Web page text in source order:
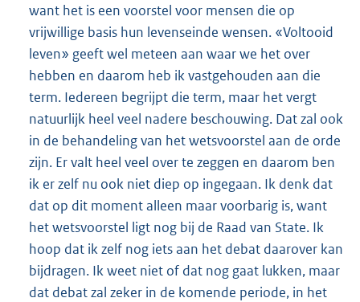
want het is een voorstel voor mensen die op
vrijwillige basis hun levenseinde wensen. «Voltooid
leven» geeft wel meteen aan waar we het over
hebben en daarom heb ik vastgehouden aan die
term. Iedereen begrijpt die term, maar het vergt
natuurlijk heel veel nadere beschouwing. Dat zal ook
in de behandeling van het wetsvoorstel aan de orde
zijn. Er valt heel veel over te zeggen en daarom ben
ik er zelf nu ook niet diep op ingegaan. Ik denk dat
dat op dit moment alleen maar voorbarig is, want
het wetsvoorstel ligt nog bij de Raad van State. Ik
hoop dat ik zelf nog iets aan het debat daarover kan
bijdragen. Ik weet niet of dat nog gaat lukken, maar
dat debat zal zeker in de komende periode, in het